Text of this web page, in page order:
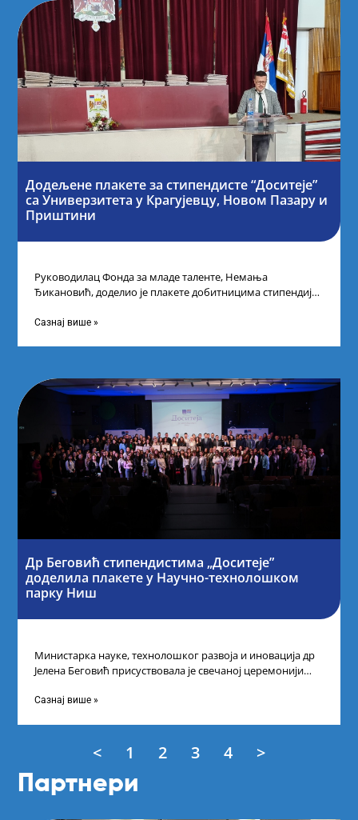
Додељене плакете за стипендисте “Доситеје”
са Универзитета у Крагујевцу, Новом Пазару и
Приштини
Руководилац Фонда за младе таленте, Немања
Ђикановић, доделио је плакете добитницима стипендије
Сазнај више »
Др Беговић стипендистима „Доситеје”
доделила плакете у Научно-технолошком
парку Ниш
Министарка науке, технолошког развоја и иновација др
Јелена Беговић присуствовала је свечаној церемонији
„Доситеја” Фонда
Сазнај више »
< 1 2 3 4 >
Партнери